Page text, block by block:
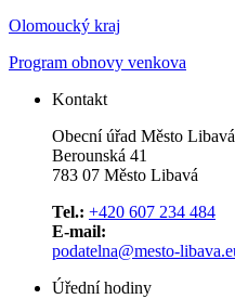
Olomoucký kraj
Program obnovy venkova
Kontakt
Obecní úřad Město Libavá
Berounská 41
783 07 Město Libavá
Tel.: +420 607 234 484
E-mail:
podatelna@mesto-
Úřední hodiny